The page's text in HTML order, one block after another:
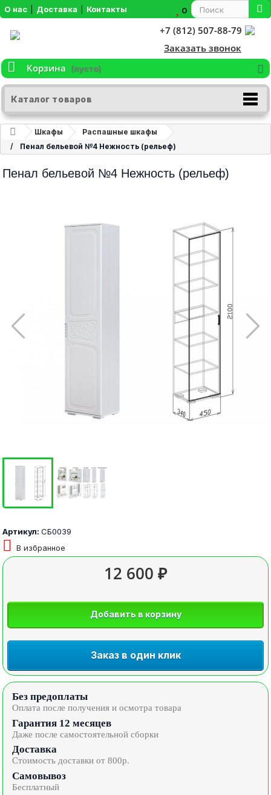
О нас Доставка Контакты 0
+7 (812) 507-88-79
Заказать звонок
Корзина
(пусто)
Каталог товаров
Шкафы
Распашные шкафы
Пенал бельевой №4 Нежность (рельеф)
Пенал бельевой №4 Нежность (рельеф)
Артикул: СБ0039
В избранное
12 600 ₽
Добавить в корзину
Заказ в один клик
Без предоплаты
Оплата после получения и осмотра товара
Гарантия 12 месяцев
Даже после самостоятельной сборки
Доставка
Стоимость доставки от 800р.
Самовывоз
Бесплатный